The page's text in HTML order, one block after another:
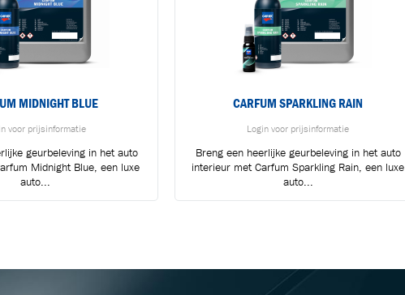
MIDNIGHT BLUE
voor prijsinformatie
geurbeleving in het auto
Midnight Blue, een luxe
auto...
CARFUM SPARKLING RAIN
Login voor prijsinformatie
Breng een heerlijke geurbeleving in het auto
interieur met Carfum Sparkling Rain, een luxe
auto...
BLIJF OP DE HOOGTE VIA ONZE NIEUWSBRIEF